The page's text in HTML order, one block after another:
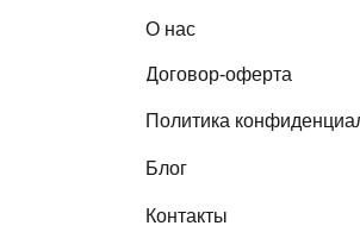
О нас
Договор-оферта
Политика
Блог
Контакты